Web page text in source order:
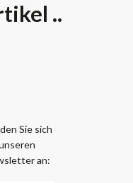
..
Sie sich
an: